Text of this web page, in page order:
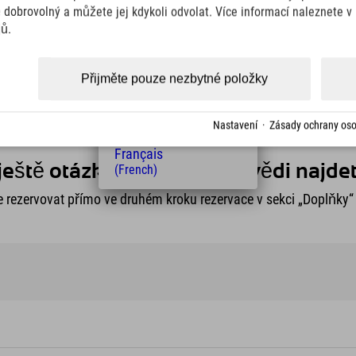
otázky? - První odpovědi
přímo ve druhém kroku rezervace v sekci
dobrovolný a můžete jej kdykoli odvolat. Více informací naleznete v
Přijměte pouze nezbytné položky
Nastavení· Zásady ochrany
(Italian)
(Polish)
Magyar
Français
(French)